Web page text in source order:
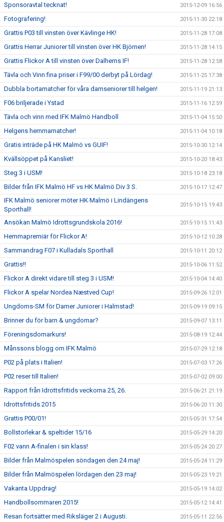
Sponsoravtal tecknat! 2015-12-09 16:56
Fotografering! 2015-11-30 22:18
Grattis P03 till vinsten över Kävlinge HK! 2015-11-28 17:08
Grattis Herrar Juniorer till vinsten över HK Björnen! 2015-11-28 14:15
Grattis Flickor A till vinsten över Dalhems IF! 2015-11-28 12:58
Tävla och Vinn fina priser i F99/00 derbyt på Lördag! 2015-11-25 17:38
Dubbla bortamatcher för våra damseniorer till helgen! 2015-11-19 21:13
F06 briljerade i Ystad 2015-11-16 12:59
Tävla och vinn med IFK Malmö Handboll 2015-11-04 15:50
Helgens hemmamatcher! 2015-11-04 10:18
Gratis inträde på HK Malmö vs GUIF! 2015-10-30 12:14
Kvällsöppet på Kansliet! 2015-10-20 18:43
Steg 3 i USM! 2015-10-18 23:18
Bilder från IFK Malmö HF vs HK Malmö Div 3 S. 2015-10-17 12:47
IFK Malmö seniorer möter HK Malmö i Lindängens
Sporthall!
2015-10-15 19:43
Ansökan Malmö Idrottsgrundskola 2016! 2015-10-15 11:43
Hemmapremiär för Flickor A! 2015-10-12 10:28
Sammandrag F07 i Kulladals Sporthall 2015-10-11 20:12
Grattis!! 2015-10-06 11:52
Flickor A direkt vidare till steg 3 i USM! 2015-10-04 14:40
Flickor A spelar Nordea Næstved Cup! 2015-09-26 12:01
Ungdoms-SM för Damer Juniorer i Halmstad! 2015-09-19 09:15
Brinner du för barn & ungdomar? 2015-09-07 13:11
Föreningsdomarkurs! 2015-08-19 12:44
Månssons blogg om IFK Malmö 2015-07-29 12:18
P02 på plats i Italien! 2015-07-03 17:26
P02 reser till Italien! 2015-07-02 09:00
Rapport från Idrottsfritids veckorna 25, 26. 2015-06-21 21:19
Idrottsfritids 2015 2015-06-20 11:30
Grattis P00/01! 2015-05-31 17:54
Bollstorlekar & speltider 15/16 2015-05-29 14:20
F02 vann A-finalen i sin klass! 2015-05-24 20:27
Bilder från Malmöspelen söndagen den 24 maj! 2015-05-24 11:29
Bilder från Malmöspelen lördagen den 23 maj! 2015-05-23 19:21
Vakanta Uppdrag! 2015-05-19 14:02
Handbollsommaren 2015! 2015-05-12 14:41
Resan fortsätter med Riksläger 2 i Augusti. 2015-05-11 22:56